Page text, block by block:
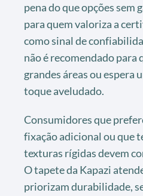
pena do que opções sem
para quem valoriza a
como sinal de
não é recomendado para
grandes áreas ou espera
toque aveludado.
Consumidores que
fixação adicional ou que
texturas rígidas devem
O tapete da Kapazi
priorizam durabilidade,